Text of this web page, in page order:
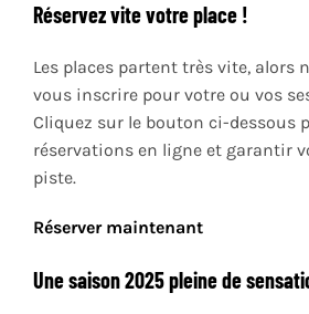
Réservez vite votre place !
Les places partent très vite, alors
vous inscrire pour votre ou vos
Cliquez sur le bouton ci-dessous
réservations en ligne et garantir
piste.
Réserver maintenant
Une saison 2025 pleine de